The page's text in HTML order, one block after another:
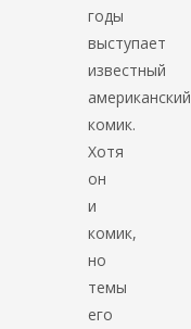
годы
выступает
известный
американский
комик.
Хотя
он
и
комик,
но
темы
его